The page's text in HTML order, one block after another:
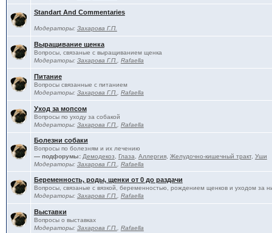
Standart And Commentaries
Модераторы: Захарова Г.П.
Выращивание щенка
Вопросы, связаные с выращиванием щенка
Модераторы: Захарова Г.П. Rafaella
Питание
Вопросы связанные с питанием
Модераторы: Захарова Г.П. Rafaella
Уход за мопсом
Вопросы по уходу за собакой
Модераторы: Захарова Г.П. Rafaella
Болезни собаки
Вопросы по болезням и их лечению
— подфорумы: Демодекоз Глаза Аллергия, Желудочно-кишечный тракт, Уши
Модераторы: Захарова Г.П. Rafaella
Беременность, роды, щенки от 0 до раздачи
Вопросы, связаные с вязкой, беременностью, рождением щенков и уходом за
Модераторы: Захарова Г.П. Rafaella
Выставки
Вопросы о выставках
Модераторы: Захарова Г.П. Rafaella